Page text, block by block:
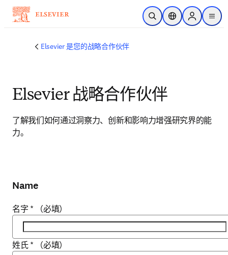
跳转到主内容
开放搜索位置选择器Sign in to
menu
Elsevier 是您的战略合作伙伴
Elsevier 战略合作伙伴
了解我们如何通过洞察力、创新和影响力增强研究界的能
力。
Name
名字 * （必填）
姓氏 * （必填）